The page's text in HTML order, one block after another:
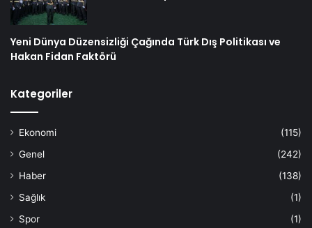
Yeni Dünya Düzensizliği Çağında Türk Dış Politikası ve
Hakan Fidan Faktörü
Kategoriler
Ekonomi
(115)
Genel
(242)
Haber
(138)
Sağlık
(1)
Spor
(1)